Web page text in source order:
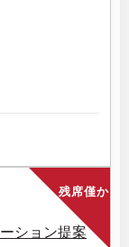
残席僅か
ション提案